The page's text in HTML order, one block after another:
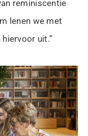
reminiscentie
lenen we met
uit.”